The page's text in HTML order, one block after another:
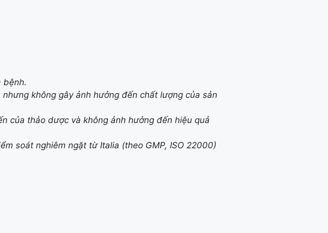
bệnh.
không gây ảnh hưởng đến chất lượng của sản
của thảo dược và không ảnh hưởng đến hiệu quả
soát nghiêm ngặt từ Italia (theo GMP, ISO 22000)